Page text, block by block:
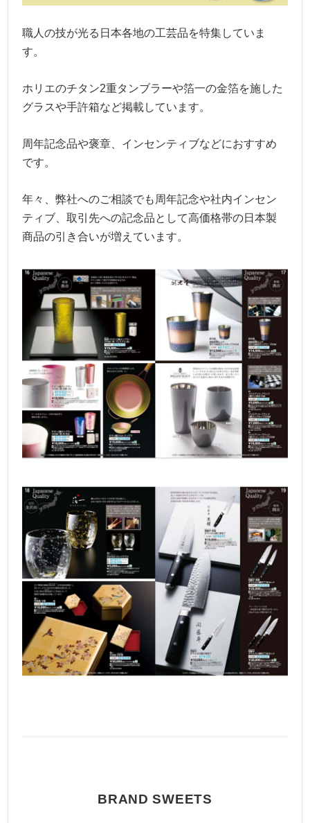
職人の技が光る日本各地の工芸品を特集していま
す。
ホリエのチタン2重タンブラーや箔一の金箔を施した
グラスや手許箱など掲載しています。
周年記念品や褒章、インセンティブなどにおすすめ
です。
年々、弊社へのご相談でも周年記念や社内インセン
ティブ、取引先への記念品として高価格帯の日本製
商品の引き合いが増えています。
BRAND SWEETS